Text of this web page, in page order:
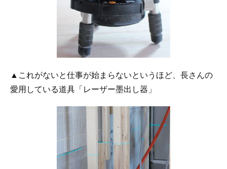
▲これがないと仕事が始まらないというほど、長さんの
愛用している道具「レーザー墨出し器」